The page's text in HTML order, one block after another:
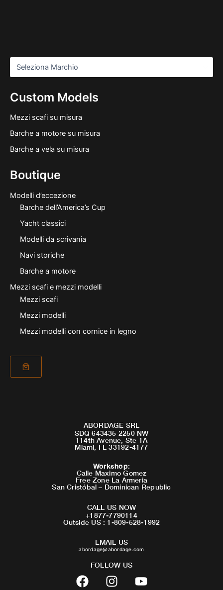
Custom Models
Mezzi scafi su misura
Barche a motore su misura
Barche a vela su misura
Boutique
Modelli d’eccezione
Barche dell’America’s Cup
Yacht classici
Modelli da scrivania
Navi storiche
Barche a motore
Mezzi scafi e mezzi modelli
Mezzi scafi
Mezzi modelli
Mezzi modelli con cornice in legno
ABORDAGE SRL
SDQ 643435 2250 NW
114th Avenue, Ste 1A
Miami, FL 33192-4177
Workshop:
Calle Maximo Gomez
Free Zone La Armeria
San Cristóbal – Dominican Republic
CALL US NOW
+1877-7790114
Outside US : 1-809-528-1992
EMAIL US
abordage@abordage.com
FOLLOW US
F
a
I
n
Y
o